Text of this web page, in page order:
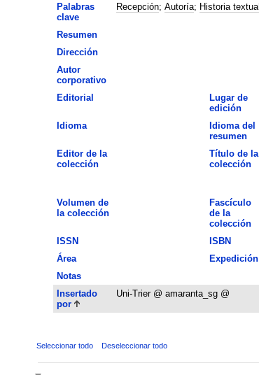
Palabras
clave
Recepción; Autoría; Historia textual
Resumen
Dirección
Autor
corporativo
Editorial
Lugar de
edición
Idioma
Idioma del
resumen
Editor de la
colección
Título de la
colección
Volumen de
la colección
Fascículo
de la
colección
ISSN ISBN
Área
Expedición
Notas
Insertado
por
Uni-Trier @ amaranta_sg @
Seleccionar todo Deseleccionar todo